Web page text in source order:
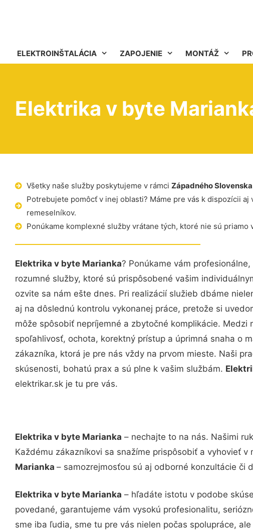
ELEKTROINŠTALÁCIA ZAPOJENIE MONTÁŽ
Elektrika v byte
Všetky naše služby poskytujeme v rámci Západného Slovenska
Potrebujete pomôcť v inej oblasti? Máme pre vás k dispozícii aj
remeselníkov.
Ponúkame komplexné služby vrátane tých, ktoré nie sú priamo
Elektrika v byte Marianka? Ponúkame vám
rozumné služby, ktoré sú prispôsobené vašim
ozvite sa nám ešte dnes. Pri realizácií služieb dbáme
aj na dôslednú kontrolu vykonanej práce, pretože si
môže spôsobiť nepríjemné a zbytočné komplikácie. Medzi
spoľahlivosť, ochota, korektný prístup a úprimná snaha o
zákazníka, ktorá je pre nás vždy na prvom mieste. Naši
skúsenosti, bohatú prax a sú plne k vašim službám.
elektrikar.sk je tu pre vás.
Elektrika v byte Marianka – nechajte to na nás. Našimi
Každému zákazníkovi sa snažíme prispôsobiť a vyhovieť
Marianka – samozrejmosťou sú aj odborné konzultácie či
Elektrika v byte Marianka – hľadáte istotu v podobe
povedané, garantujeme vám vysokú profesionalitu,
sme iba ľudia, sme tu pre vás nielen počas spolupráce,